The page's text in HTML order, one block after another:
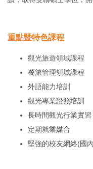
重點暨特色課程
觀光旅遊領域課程
餐旅管理領域課程
外語能力培訓
觀光專業證照培訓
長時間觀光行業實習
定期就業媒合
堅強的校友網絡(國